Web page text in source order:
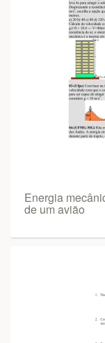
Energia
de um avião